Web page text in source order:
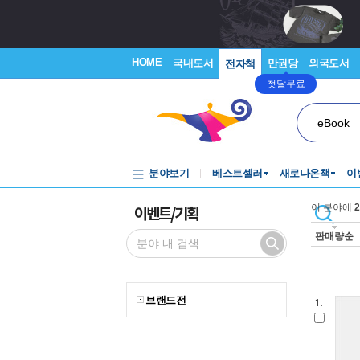
HOME 국내도서 전자책 만권당
첫달무료
외국도서
eBook
분야보기 베스트셀러 새로나온책 이
이벤트/기획
브랜드전
이 분야에 2
판매량순
1.